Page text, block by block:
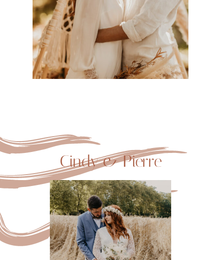
Cindy & Pierre